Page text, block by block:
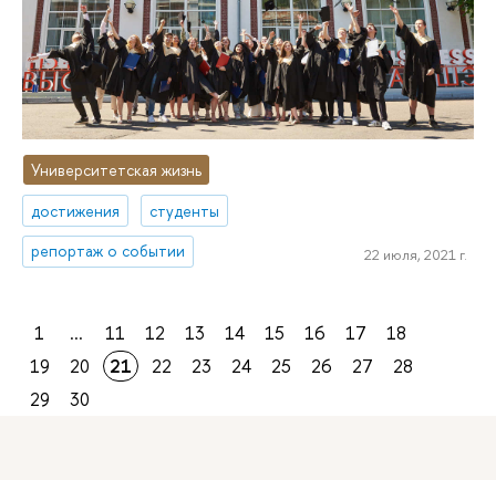
Университетская жизнь
достижения
студенты
репортаж о событии
22 июля, 2021 г.
1 ... 11 12 13 14 15 16 17
18
19
20 21 22 23 24 25 26 27
28
29
30